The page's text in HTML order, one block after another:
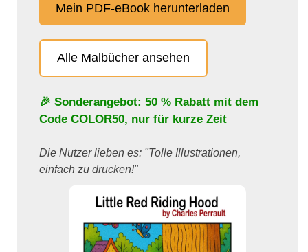
Mein PDF-eBook herunterladen
Alle Malbücher ansehen
🎉 Sonderangebot: 50 % Rabatt mit dem
Code COLOR50, nur für kurze Zeit
Die Nutzer lieben es: "Tolle Illustrationen,
einfach zu drucken!"